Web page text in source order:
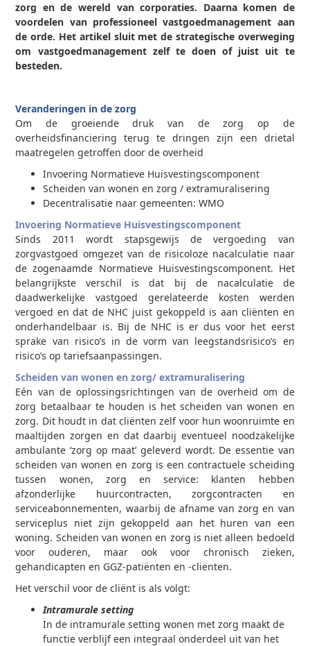
zorg en de wereld van corporaties. Daarna komen de
voordelen van professioneel vastgoedmanagement aan
de orde. Het artikel sluit met de strategische overweging
om vastgoedmanagement zelf te doen of juist uit te
besteden.
Veranderingen in de zorg
Om de groeiende druk van de zorg op de
overheidsfinanciering terug te dringen zijn een drietal
maatregelen getroffen door de overheid
Invoering Normatieve Huisvestingscomponent
Scheiden van wonen en zorg / extramuralisering
Decentralisatie naar gemeenten: WMO
Invoering Normatieve Huisvestingscomponent
Sinds 2011 wordt stapsgewijs de vergoeding van
zorgvastgoed omgezet van de risicoloze nacalculatie naar
de zogenaamde Normatieve Huisvestingscomponent. Het
belangrijkste verschil is dat bij de nacalculatie de
daadwerkelijke vastgoed gerelateerde kosten werden
vergoed en dat de NHC juist gekoppeld is aan cliënten en
onderhandelbaar is. Bij de NHC is er dus voor het eerst
sprake van risico’s in de vorm van leegstandsrisico’s en
risico’s op tariefsaanpassingen.
Scheiden van wonen en zorg/ extramuralisering
Eén van de oplossingsrichtingen van de overheid om de
zorg betaalbaar te houden is het scheiden van wonen en
zorg. Dit houdt in dat cliënten zelf voor hun woonruimte en
maaltijden zorgen en dat daarbij eventueel noodzakelijke
ambulante ‘zorg op maat’ geleverd wordt. De essentie van
scheiden van wonen en zorg is een contractuele scheiding
tussen wonen, zorg en service: klanten hebben
afzonderlijke huurcontracten, zorgcontracten en
serviceabonnementen, waarbij de afname van zorg en van
serviceplus niet zijn gekoppeld aan het huren van een
woning. Scheiden van wonen en zorg is niet alleen bedoeld
voor ouderen, maar ook voor chronisch zieken,
gehandicapten en GGZ-patiënten en -cliënten.
Het verschil voor de cliënt is als volgt:
Intramurale setting
In de intramurale setting wonen met zorg maakt de
functie verblijf een integraal onderdeel uit van het